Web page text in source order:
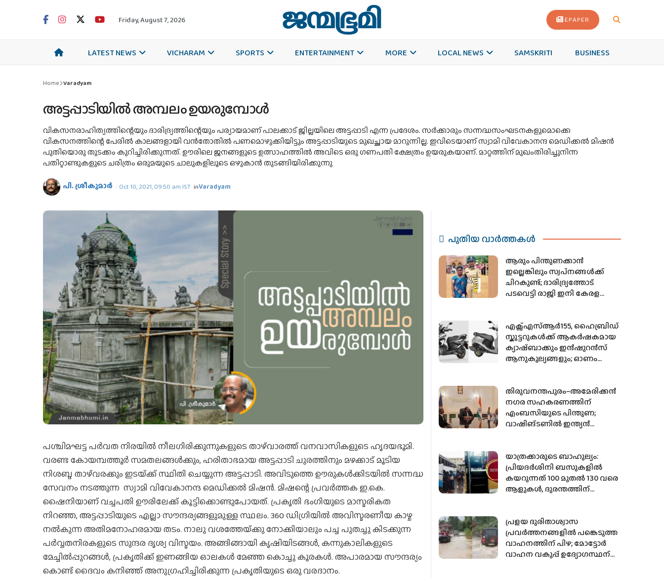
Friday, August 7, 2026 EPAPER
LATEST NEWS VICHARAM SPORTS ENTERTAINMENT MORE LOCAL NEWS SAMSKRITI BUSINESS
Home Varadyam
അട്ടപ്പാടിയില്‍ അമ്പലം ഉയരുമ്പോള്‍
വികസനരാഹിത്യത്തിന്റെയും ദാരിദ്ര്യത്തിന്റെയും പര്യായമാണ് പാലക്കാട് ജില്ലയിലെ അട്ടപ്പാടി എന്ന പ്രദേശം. സര്‍ക്കാരും സന്നദ്ധസംഘടനകളുമൊക്കെ
വികസനത്തിന്റെ പേരില്‍ കാലങ്ങളായി വന്‍തോതില്‍ പണമൊഴുക്കിയിട്ടും അട്ടപ്പാടിയുടെ മുഖച്ഛായ മാറുന്നില്ല. ഇവിടെയാണ് സ്വാമി വിവേകാനന്ദ മെഡിക്കല്‍ മിഷന്‍
പുതിയൊരു തുടക്കം കുറിച്ചിരിക്കുന്നത്. ഊരിലെ ജനങ്ങളുടെ ഉത്സാഹത്തില്‍ അവിടെ ഒരു ഗണപതി ക്ഷേത്രം ഉയരുകയാണ്. മാറ്റത്തിന് മുഖംതിരിച്ചുനിന്ന
പതിറ്റാണ്ടുകളുടെ ചരിത്രം ഒരുമയുടെ ചാലുകളിലൂടെ ഒഴുകാന്‍ തുടങ്ങിയിരിക്കുന്നു
പി. ശ്രീകുമാര്‍ Oct 10, 2021, 09:50 am IST inVaradyam
പശ്ചിമഘട്ട പര്‍വത നിരയില്‍ നീലഗിരിക്കുന്നുകളുടെ താഴ്‌വാരത്ത് വനവാസികളുടെ ഹൃദയഭൂമി.
വരണ്ട കോയമ്പത്തൂര്‍ സമതലങ്ങള്‍ക്കും, ഹരിതാഭമായ അട്ടപ്പാടി ചുരത്തിനും മഴക്കാട് മൂടിയ
നിശബ്ദ താഴ്‌വരക്കും ഇടയ്‌ക്ക് സ്ഥിതി ചെയ്യുന്ന അട്ടപ്പാടി. അവിടുത്തെ ഊരുകള്‍ക്കിടയില്‍ സന്നദ്ധ
സേവനം നടത്തുന്ന സ്വാമി വിവേകാനന്ദ മെഡിക്കല്‍ മിഷന്‍. മിഷന്റെ പ്രവര്‍ത്തക ഇ.കെ.
ഷൈനിയാണ് വച്ചപതി ഊരിലേക്ക് കൂട്ടിക്കൊണ്ടുപോയത്. പ്രകൃതി ഭംഗിയുടെ മാസ്മരികത
നിറഞ്ഞ, അട്ടപ്പാടിയുടെ എല്ലാ സൗന്ദര്യങ്ങളുമുള്ള സ്ഥലം. 360 ഡിഗ്രിയില്‍ അവിസ്മരണീയ കാഴ്ച
നല്‍കുന്ന അതിമനോഹരമായ തടം. നാലു വശത്തേയ്‌ക്കു നോക്കിയാലും പച്ച പുതച്ചു കിടക്കുന്ന
പര്‍വ്വതനിരകളുടെ സുന്ദര ദൃശ്യ വിസ്മയം. അങ്ങിങ്ങായി കൃഷിയിടങ്ങള്‍, കന്നുകാലികളുടെ
മേച്ചില്‍പ്പുറങ്ങള്‍, പ്രകൃതിക്ക് ഇണങ്ങിയ ഓലകള്‍ മേഞ്ഞ കൊച്ചു കൂരകള്‍. അപാരമായ സൗന്ദര്യം
കൊണ്ട് ദൈവം കനിഞ്ഞ് അനുഗ്രഹിച്ചിരിക്കുന്ന പ്രകൃതിയുടെ ഒരു വരദാനം.
പുതിയ വാര്‍ത്തകള്‍
ആരും പിന്തുണക്കാന്‍
ഇല്ലെങ്കിലും സ്വപ്‌നങ്ങള്‍ക്ക്
ചിറകുണ്ട്; ദാരിദ്ര്യത്തോട്
പടവെട്ടി രാജി ഇനി കേരള
എക്സ്എസ്ആർ155, ഹൈബ്രിഡ്
സ്കൂട്ടറുകൾക്ക് ആകർഷകമായ
ക്യാഷ്ബാക്കും ഇൻഷുറൻസ്
ആനുകൂല്യങ്ങളും; ഓണം
തിരുവനന്തപുരം–അമേരിക്കൻ
നഗര സഹകരണത്തിന്
എംബസിയുടെ പിന്തുണ;
വാഷിങ്ടണിൽ ഇന്ത്യൻ
നിർണായക ചർച്ച
യാത്രക്കാരുടെ ബാഹുല്യം:
പ്രിയദർശിനി ബസുകളിൽ
കയറുന്നത് 100 മുതല്‍ 130 വരെ
ആളുകൾ, ദുരന്തത്തിന്
പ്രളയ ദുരിതാശ്വാസ
പ്രവർത്തനങ്ങളിൽ പങ്കെടുത്ത
വാഹനത്തിന് പിഴ; മോട്ടോർ
വാഹന വകുപ്പ് ഉദ്യോഗസ്ഥന്